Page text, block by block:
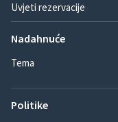
Uvjeti rezervacije
Nadahnuće
Tema
Politike